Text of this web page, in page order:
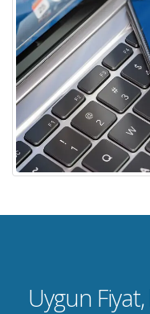
Uygun Fiyat,